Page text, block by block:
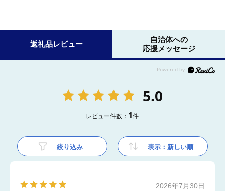
返礼品レビュー
自治体への
応援メッセージ
5.0
レビュー件数： 1件
絞り込み 表示：新しい順
2026年7月30日